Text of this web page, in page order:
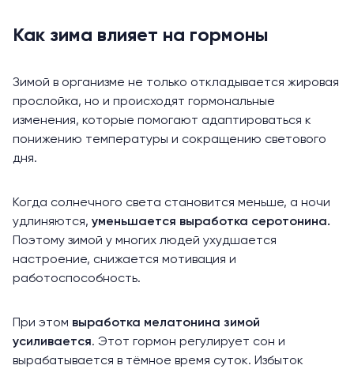
Как зима влияет на гормоны
Зимой в организме не только откладывается жировая
прослойка, но и происходят гормональные
изменения, которые помогают адаптироваться к
понижению температуры и сокращению светового
дня.
Когда солнечного света становится меньше, а ночи
удлиняются, уменьшается выработка серотонина.
Поэтому зимой у многих людей ухудшается
настроение, снижается мотивация и
работоспособность.
При этом выработка мелатонина зимой
усиливается. Этот гормон регулирует сон и
вырабатывается в тёмное время суток. Избыток